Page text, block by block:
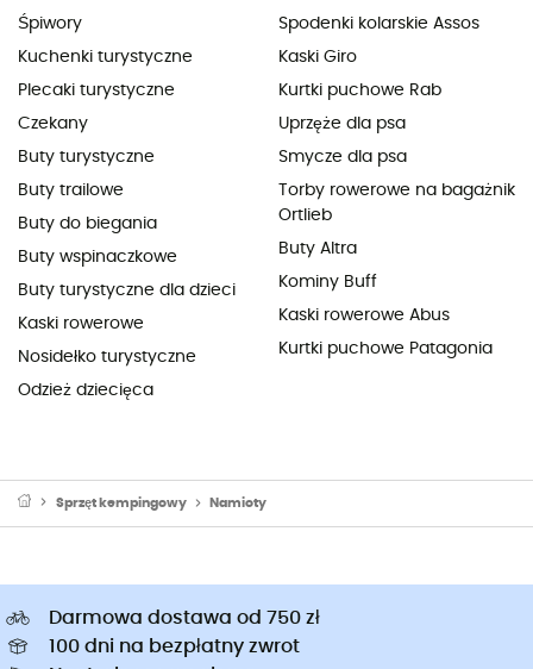
Śpiwory
Kuchenki turystyczne
Plecaki turystyczne
Czekany
Buty turystyczne
Buty trailowe
Buty do biegania
Buty wspinaczkowe
Buty turystyczne dla dzieci
Kaski rowerowe
Nosidełko turystyczne
Odzież dziecięca
Spodenki kolarskie Assos
Kaski Giro
Kurtki puchowe Rab
Uprzęże dla psa
Smycze dla psa
Torby rowerowe na bagażnik
Ortlieb
Buty Altra
Kominy Buff
Kaski rowerowe Abus
Kurtki puchowe Patagonia
Sprzęt kempingowy Namioty
Darmowa dostawa od 750 zł
100 dni na bezpłatny zwrot